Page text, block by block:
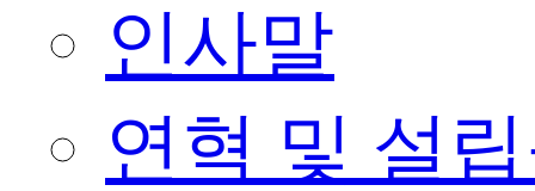
인사말
연혁 및 설